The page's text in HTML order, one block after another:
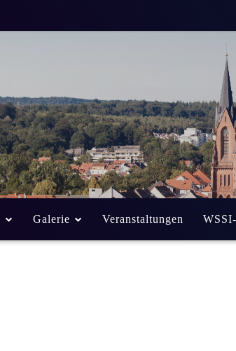
Galerie Veranstaltungen